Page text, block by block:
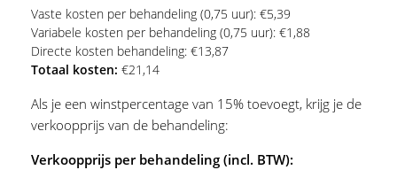
Vaste kosten per behandeling (0,75 uur): €5,39
Variabele kosten per behandeling (0,75 uur): €1,88
Directe kosten behandeling: €13,87
Totaal kosten: €21,14
Als je een winstpercentage van 15% toevoegt, krijg je de
verkoopprijs van de behandeling:
Verkoopprijs per behandeling (incl. BTW):